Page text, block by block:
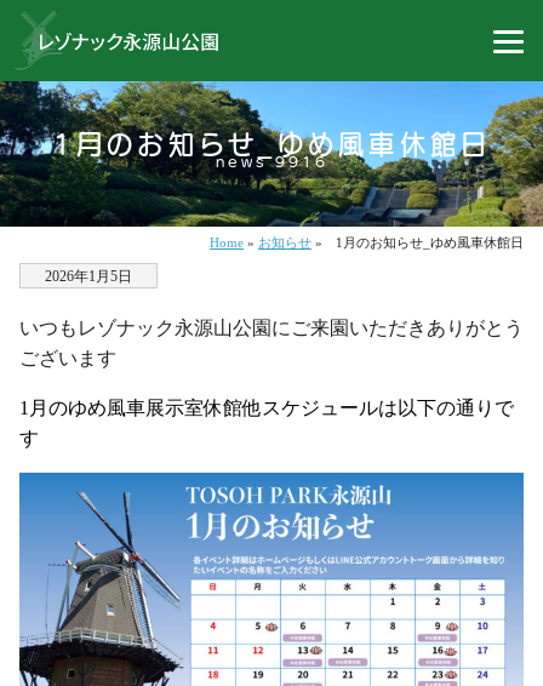
1月のお知らせ_ゆめ風車休館日
news 9916
Home » お知らせ » 1月のお知らせ_ゆめ風車休館日
2026年1月5日
いつもレゾナック永源山公園にご来園いただきありがとう
ございます
1 月のゆめ風車展示室休館他スケジュールは以下の通りで
す